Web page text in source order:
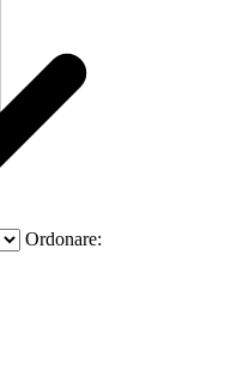
Ordonare: